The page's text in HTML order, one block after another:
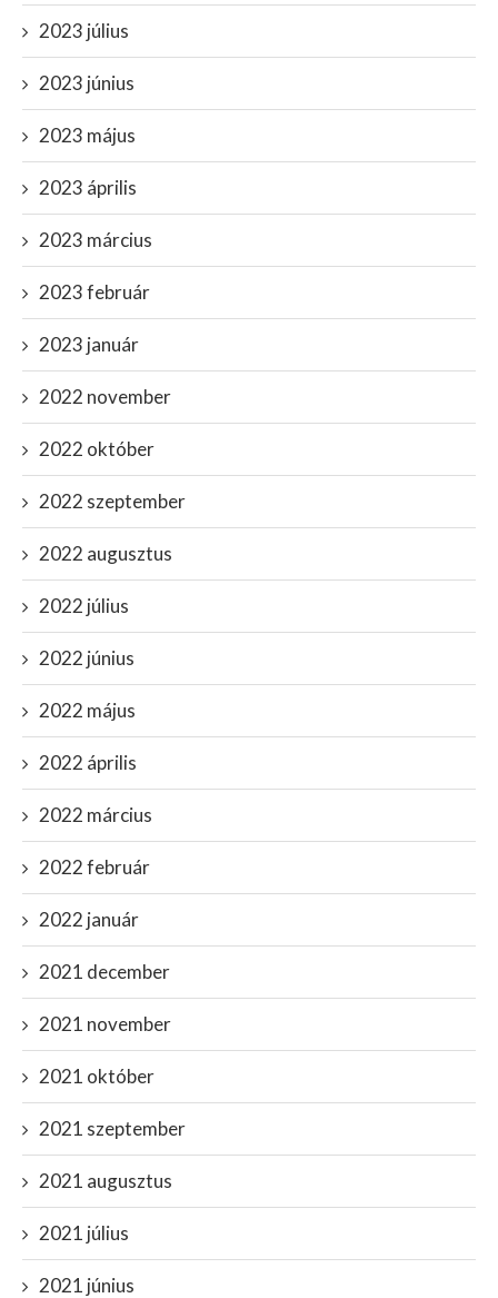
2023 július
2023 június
2023 május
2023 április
2023 március
2023 február
2023 január
2022 november
2022 október
2022 szeptember
2022 augusztus
2022 július
2022 június
2022 május
2022 április
2022 március
2022 február
2022 január
2021 december
2021 november
2021 október
2021 szeptember
2021 augusztus
2021 július
2021 június